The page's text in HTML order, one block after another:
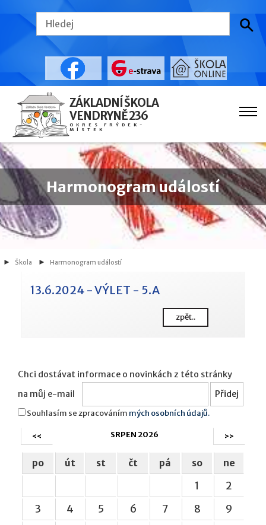
ZÁKLADNÍ ŠKOLA
VENDRYNĚ 236
OKRES FRÝDEK-
MÍSTEK
Harmonogram událostí
Škola Harmonogram událostí
13.6.2024 - VÝLET - 5.A
zpět..
Chci dostávat informace o novinkách z této stránky
na můj e-mail
Souhlasím se zpracováním mých osobních údajů.
<< SRPEN 2026 >>
po út st čt pá so ne
1
2
3
4 5 6 7 8
9